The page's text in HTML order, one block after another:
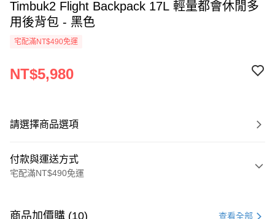
Timbuk2 Flight Backpack 17L 輕量都會休閒多
用後背包 - 黑色
宅配滿NT$490免運
NT$5,980
請選擇商品選項
付款與運送方式
宅配滿NT$490免運
信用卡一次付款
商品加價購 (10) 查看全部